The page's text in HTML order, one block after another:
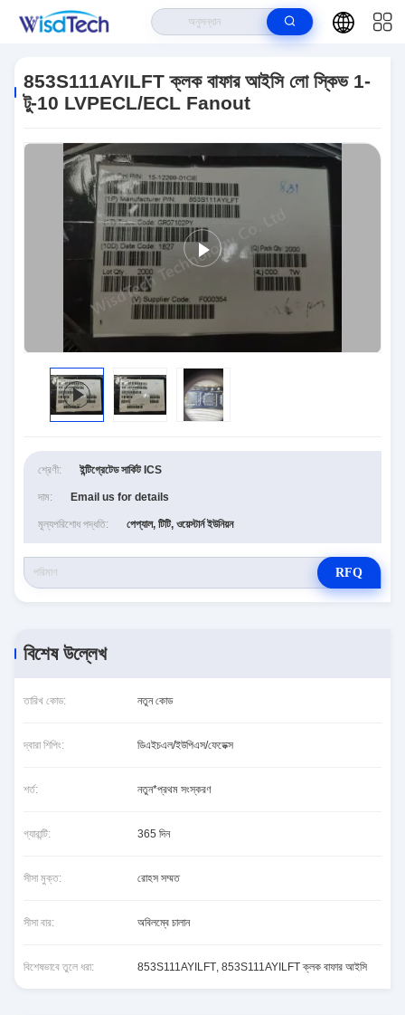
টু-10 LVPECL/ECL Fanout
853S111AYILFT ক্লক বাফার আইসি লো স্কিভ 1-
টু-10 LVPECL/ECL Fanout
শ্রেণী: ইন্টিগ্রেটেড সার্কিট ICS
দাম: Email us for details
মূল্যপরিশোধ পদ্ধতি: পেপ্যাল, টিটি, ওয়েস্টার্ন ইউনিয়ন
RFQ
বিশেষ উল্লেখ
তারিখ কোড: নতুন কোড
দ্বারা শিপিং: ডিএইচএল/ইউপিএস/ফেডেক্স
শর্ত: নতুন*প্রথম সংস্করণ
গ্যারান্টি: 365 দিন
সীসা মুক্ত: রোহস সম্মত
সীসা বার: অবিলম্বে চালান
বিশেষভাবে তুলে ধরা: 853S111AYILFT, 853S111AYILFT ক্লক বাফার আইসি